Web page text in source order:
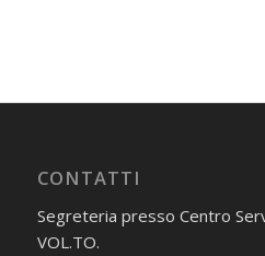
CONTATTI
Segreteria presso Centro
VOL.TO.